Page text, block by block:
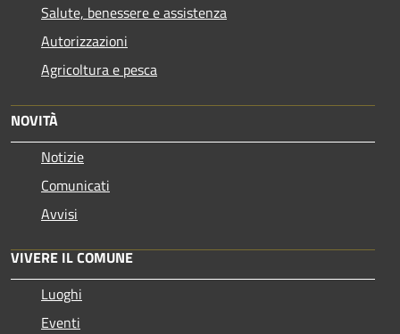
Salute, benessere e assistenza
Autorizzazioni
Agricoltura e pesca
NOVITÀ
Notizie
Comunicati
Avvisi
VIVERE IL COMUNE
Luoghi
Eventi